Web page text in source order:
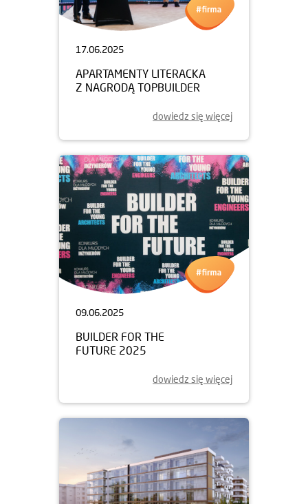
17.06.2025
APARTAMENTY LITERACKA
Z NAGRODĄ TOPBUILDER
dowiedz się więcej
09.06.2025
BUILDER FOR THE
FUTURE 2025
dowiedz się więcej